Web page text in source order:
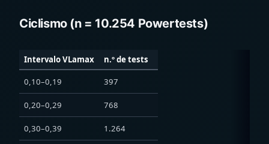
Ciclismo (n = 10.254 Powertests)
Intervalo VLamax n.º de tests
0,10–0,19 397
0,20–0,29 768
0,30–0,39 1.264